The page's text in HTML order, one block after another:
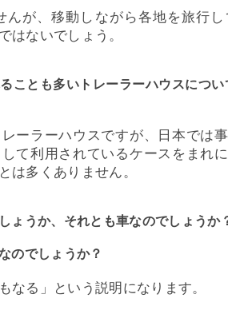
が、移動しながら各地を旅行
はないでしょう。
ことも多いトレーラーハウスにつ
ーラーハウスですが、日本では
て利用されているケースをまれ
は多くありません。
ょうか、それとも車なのでしょうか
のでしょうか？
なる」という説明になります。